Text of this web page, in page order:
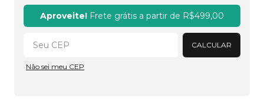
Alterar CEP
Aproveite! Frete grátis a partir de R$499,00
CALCULAR
Não sei meu CEP